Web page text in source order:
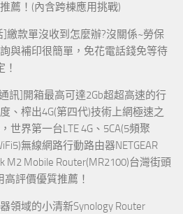
推薦！(內含跨棟應用挑戰)
]繳款單沒收到怎麼辦?沒關係~勞保
與補印很簡單，免花電話錢免等待
！
訊]開箱最高可達2Gb超超高速的行
、榨出4G(第四代)技術上網極速之
世界第一台LTE 4G、5CA(5頻聚
無線網路行動路由器NETGEAR
M2 Mobile Router(MR2100)台灣街頭
高評價優質推薦！
領域的小清新Synology Router